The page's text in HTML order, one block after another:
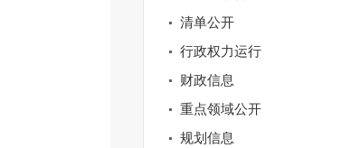
清单公开
行政权力运行
财政信息
重点领域公开
规划信息